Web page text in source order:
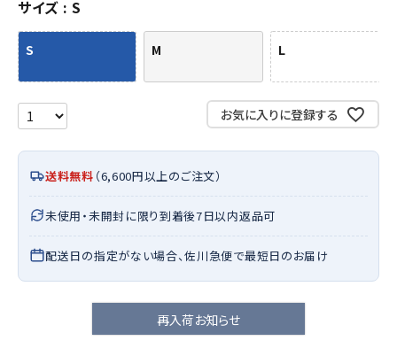
サイズ S
S M L
お気に入りに登録する
送料無料 （6,600円以上のご注文）
未使用・未開封に限り到着後7日以内返品可
配送日の指定がない場合、佐川急便で最短日のお届け
再入荷お知らせ